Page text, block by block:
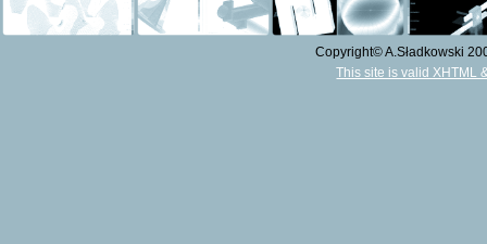
Copyright© A.Sładkowski
This site is valid XHTML